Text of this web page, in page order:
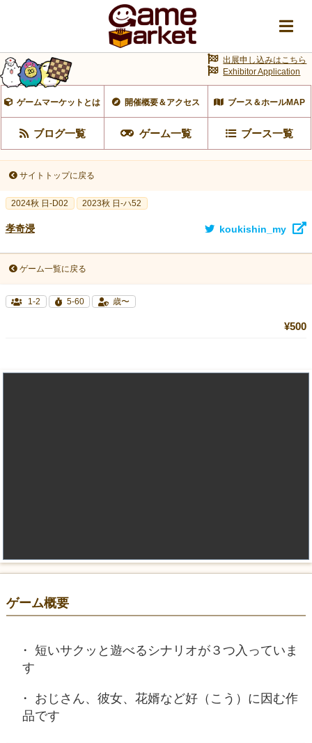
ゲームマーケットとは 開催概要＆アクセス ブース＆ホールMAP
ブログ一覧 ゲーム一覧 ブース一覧
出展申し込みはこちら
Exhibitor Application
サイトトップに戻る
2024秋 日-D02 2023秋 日-ハ52
孝奇浸 koukishin_my
ゲーム一覧に戻る
1-2 5-60 歳〜
¥500
ゲーム概要
短いサクッと遊べるシナリオが３つ入っていま
す
おじさん、彼女、花婿など好（こう）に因む作
品です